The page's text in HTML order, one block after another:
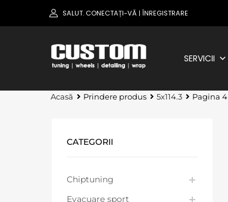
SALUT. CONECTAȚI-VĂ | ÎNREGISTRARE
SERVICII
Acasă Prindere produs 5x114.3 Pagina 4
CATEGORII
Chiptuning
Evacuare sport